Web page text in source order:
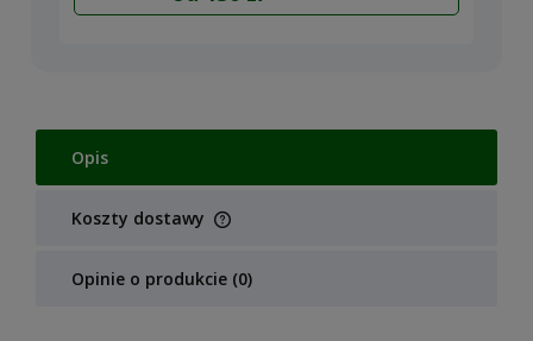
Opis
Koszty dostawy
Cena nie zawiera ewentualnych kosztów płatności
Opinie o produkcie (0)